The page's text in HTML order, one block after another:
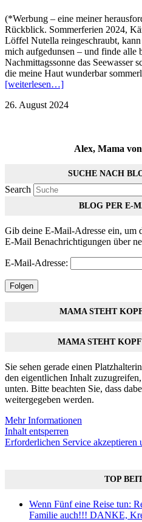
(*Werbung – eine meiner
Rückblick. Sommerferien 2024,
Löffel Nutella reingeschraubt,
mich aufgedunsen – und finde alle
Nachmittagssonne das Seewasser
die meine Haut wunderbar
[weiterlesen…]
26. August 2024
Alex, Mama
SUCHE NACH
Search
BLOG PER E-
Gib deine E-Mail-Adresse ein, um
E-Mail Benachrichtigungen über
E-Mail-Adresse:
Folgen
MAMA STEHT
MAMA STEHT
Sie sehen gerade einen
den eigentlichen Inhalt
unten. Bitte beachten Sie, dass
weitergegeben werden.
Mehr Informationen
Inhalt entsperren
Erforderlichen Service akzeptieren
TOP
Wenn Fünf eine Reise tun:
Familie auch!!! DANKE,